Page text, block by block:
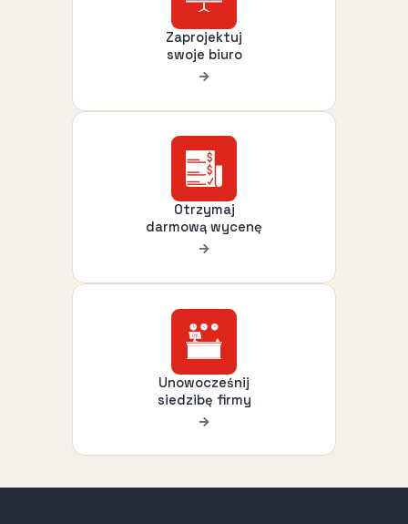
Zaprojektuj
swoje biuro
Otrzymaj
darmową wycenę
Unowocześnij
siedzibę firmy